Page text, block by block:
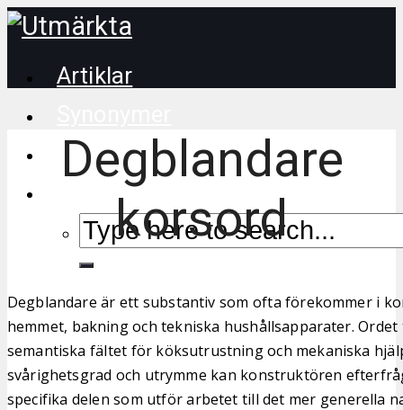
Artiklar
Korsordstips
Degblandare
korsord
Degblandare är ett substantiv som ofta förekommer i
hemmet, bakning och tekniska hushållsapparater.
semantiska fältet för köksutrustning och mekaniska
svårighetsgrad och utrymme kan konstruktören
specifika delen som utför arbetet till det mer generella